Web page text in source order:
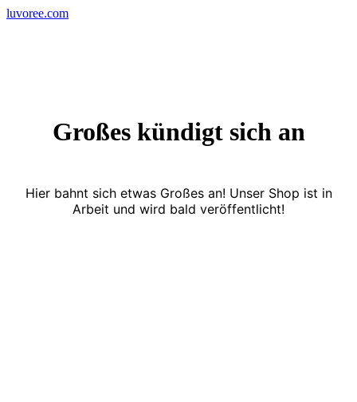
Skip
luvoree.com
Großes kündigt sich an
Hier bahnt sich etwas Großes an! Unser Shop ist in
Arbeit und wird bald veröffentlicht!